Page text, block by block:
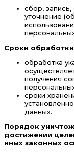
сбор,
уточнение
Сроки
обработка
получения
сроки
данных.
Порядок
достижении
иных законных